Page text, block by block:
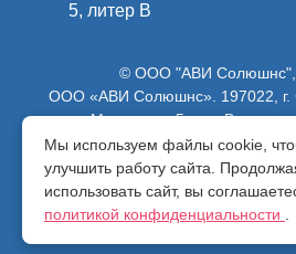
5, литер В
© ООО "АВИ Солюшнс",
ООО «АВИ Солюшнс». 197022, г.
Медиков, д.5, лит. В, ч.
ИНН 7813470830 / КПП 781301001
Политика
Мы используем файлы cookie,
улучшить работу сайта.
использовать сайт, вы
политикой конфиденциальности